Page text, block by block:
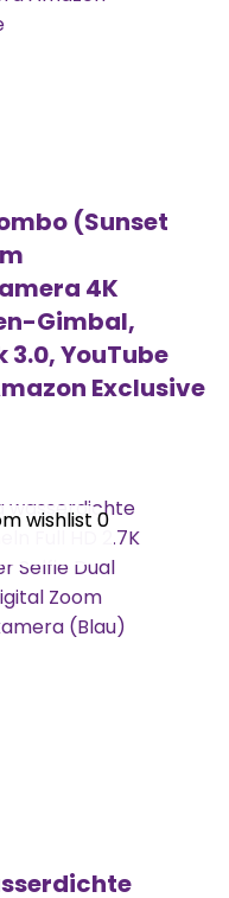
(Sunset
4K
Gimbal,
YouTube
Exclusive
wishlist 0
wishlist 0